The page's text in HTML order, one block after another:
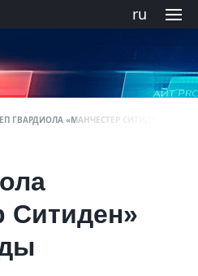
ru
ГВАРДИОЛА «МАНЧЕСТЕР СИТИДЕН»
Ситиден»